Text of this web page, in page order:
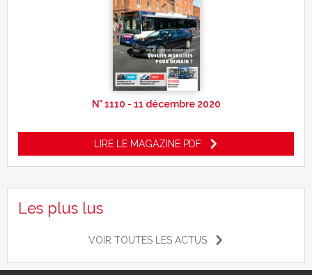
N° 1110 - 11 décembre 2020
LIRE LE MAGAZINE PDF
Les plus lus
VOIR TOUTES LES ACTUS